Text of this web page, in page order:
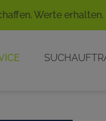
Werte erhalten.